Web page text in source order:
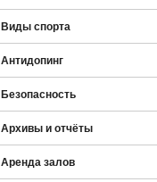
Виды спорта
Антидопинг
Безопасность
Архивы и отчёты
Аренда залов